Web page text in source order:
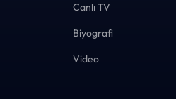
Canlı TV
Biyografi
Video